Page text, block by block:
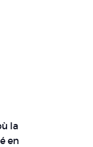
la
en